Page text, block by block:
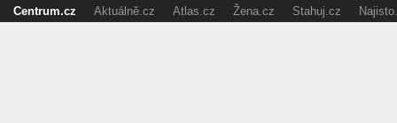
Centrum.cz Aktuálně.cz Atlas.cz Žena.cz Stahuj.cz